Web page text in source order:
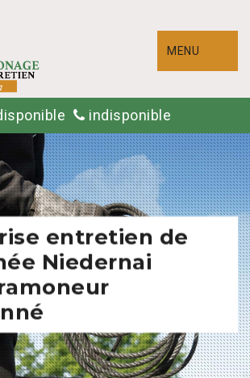
MENU
indisponible
entretien de
Niedernai